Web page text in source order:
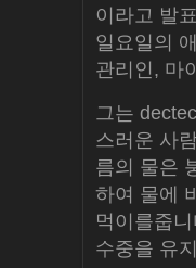
이라고 발
일요일의
관리인, 마
그는
스러운 사
름의 물은
하여 물에
먹이를줍
수중을 유